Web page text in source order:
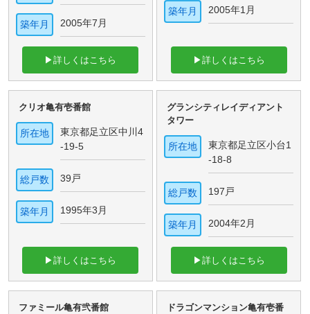
築年月 2005年7月
▶詳しくはこちら
築年月 2005年1月
▶詳しくはこちら
クリオ亀有壱番館
所在地
東京都足立区中川4
-19-5
総戸数 39戸
築年月 1995年3月
▶詳しくはこちら
グランシティレイディアント
タワー
所在地
東京都足立区小台1
-18-8
総戸数 197戸
築年月 2004年2月
▶詳しくはこちら
ファミール亀有弐番館
ドラゴンマンション亀有壱番